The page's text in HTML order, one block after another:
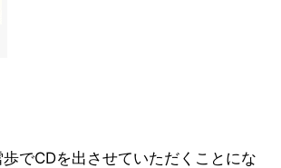
でCDを出させていただくことにな